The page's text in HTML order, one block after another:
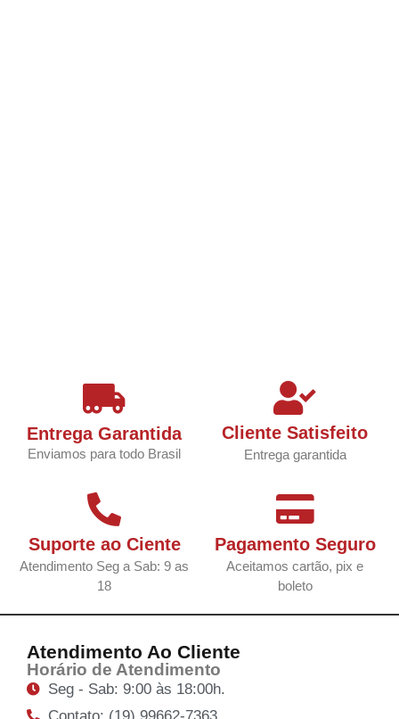
Entrega Garantida
Enviamos para todo Brasil
Cliente Satisfeito
Entrega garantida
Suporte ao Ciente
Atendimento Seg a Sab: 9 as
18
Pagamento Seguro
Aceitamos cartão, pix e
boleto
Atendimento Ao Cliente
Horário de Atendimento
Seg - Sab: 9:00 às 18:00h.